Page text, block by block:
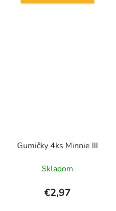
Gumičky 4ks Minnie III
Skladom
€2,97